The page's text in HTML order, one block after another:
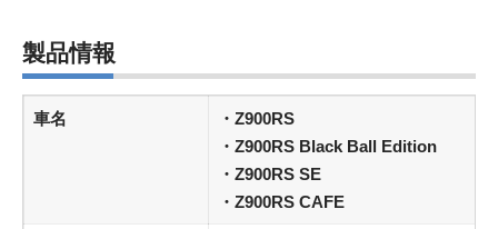
製品情報
車名
・Z900RS
・Z900RS Black Ball Edition
・Z900RS SE
・Z900RS CAFE